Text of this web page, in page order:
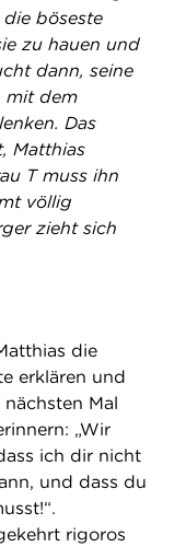
böseste
zu hauen und
dann, seine
mit dem
Das
Matthias
T muss ihn
völlig
zieht sich
die
erklären und
Mal
„Wir
ich dir nicht
und dass du
rigoros